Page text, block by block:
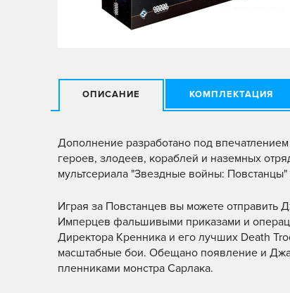
ОПИСАНИЕ КОМПЛЕКТАЦИЯ
Дополнение разработано под
героев, злодеев, кораблей и наземных
мультсериала "Звездные войны: Повстанцы"
Играя за Повстанцев вы можете
Имперцев фальшивыми приказами и
Директора Кренника и его лучших Death
масштабные бои. Обещано появление и
пленниками монстра Сарлака.